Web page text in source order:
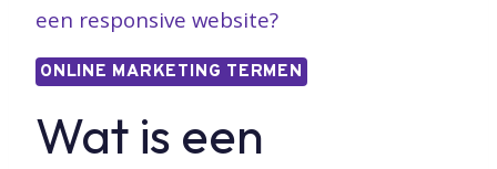
een responsive website?
ONLINE MARKETING TERMEN
Wat is een